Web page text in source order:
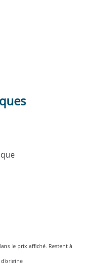
le prix affiché. Restent à
d'origine